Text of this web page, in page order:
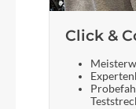
Click &